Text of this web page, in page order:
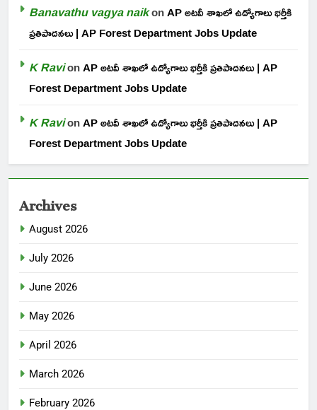
Banavathu vagya naikonAP అటవీ శాఖలో ఉద్యోగాలు భర్తీకి
ప్రతిపాదనలు | AP Forest Department Jobs Update
K RavionAP అటవీ శాఖలో ఉద్యోగాలు భర్తీకి ప్రతిపాదనలు | AP
Forest Department Jobs Update
K RavionAP అటవీ శాఖలో ఉద్యోగాలు భర్తీకి ప్రతిపాదనలు | AP
Forest Department Jobs Update
Archives
August 2026
July 2026
June 2026
May 2026
April 2026
March 2026
February 2026